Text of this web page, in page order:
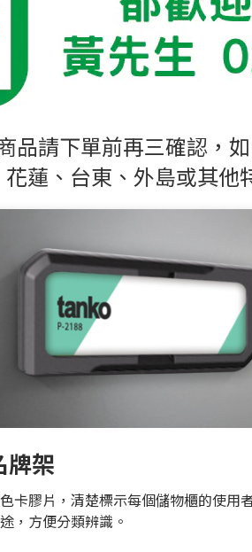
品請下單前再三確認，
蓮、台東、外島或其他
牌架
卡膠片，清楚標示每個儲物櫃的使用
，方便分類辨識。